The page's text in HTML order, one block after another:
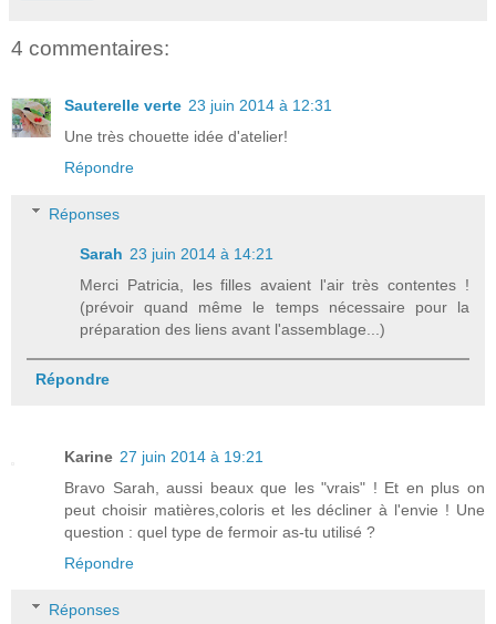
4 commentaires:
Sauterelle verte 23 juin 2014 à 12:31
Une très chouette idée d'atelier!
Répondre
Réponses
Sarah 23 juin 2014 à 14:21
Merci Patricia, les filles avaient l'air très contentes !
(prévoir quand même le temps nécessaire pour la
préparation des liens avant l'assemblage...)
Répondre
Karine 27 juin 2014 à 19:21
Bravo Sarah, aussi beaux que les "vrais" ! Et en plus on
peut choisir matières,coloris et les décliner à l'envie ! Une
question : quel type de fermoir as-tu utilisé ?
Répondre
Réponses